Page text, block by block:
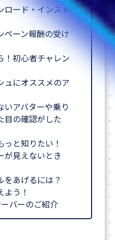
ロード・インスト
ペーン報酬の受け
！初心者チャレン
ュにオススメのア
いアバターや乗り
目の確認がした
と知りたい！
が見えないとき
をあげるには？
う！
バーのご紹介